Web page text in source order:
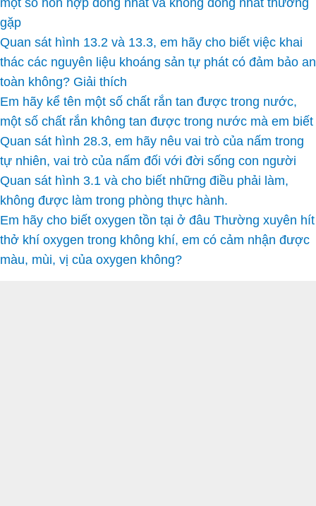
một số hỗn hợp đồng nhất và không đồng nhất thường
gặp
Quan sát hình 13.2 và 13.3, em hãy cho biết việc khai
thác các nguyên liệu khoáng sản tự phát có đảm bảo an
toàn không? Giải thích
Em hãy kể tên một số chất rắn tan được trong nước,
một số chất rắn không tan được trong nước mà em biết
Quan sát hình 28.3, em hãy nêu vai trò của nấm trong
tự nhiên, vai trò của nấm đối với đời sống con người
Quan sát hình 3.1 và cho biết những điều phải làm,
không được làm trong phòng thực hành.
Em hãy cho biết oxygen tồn tại ở đâu Thường xuyên hít
thở khí oxygen trong không khí, em có cảm nhận được
màu, mùi, vị của oxygen không?